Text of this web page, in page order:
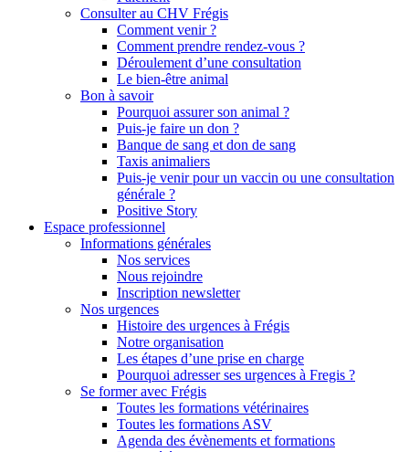
Consulter au CHV Frégis
Comment venir ?
Comment prendre rendez-vous ?
Déroulement d’une consultation
Le bien-être animal
Bon à savoir
Pourquoi assurer son animal ?
Puis-je faire un don ?
Banque de sang et don de sang
Taxis animaliers
Puis-je venir pour un vaccin ou une consultation
générale ?
Positive Story
Espace professionnel
Informations générales
Nos services
Nous rejoindre
Inscription newsletter
Nos urgences
Histoire des urgences à Frégis
Notre organisation
Les étapes d’une prise en charge
Pourquoi adresser ses urgences à Fregis ?
Se former avec Frégis
Toutes les formations vétérinaires
Toutes les formations ASV
Agenda des évènements et formations